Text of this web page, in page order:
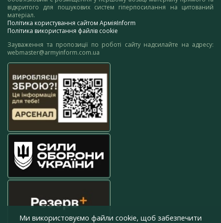
відкритого для пошукових систем гіперпосилання на цитований
матеріал.
Політика користування сайтом АрміяInform
Політика використання файлів cookie
Зауваження та пропозиції по роботі сайту надсилайте на адресу:
webmaster@armyinform.com.ua
Ми використовуємо файли cookie, щоб забезпечити